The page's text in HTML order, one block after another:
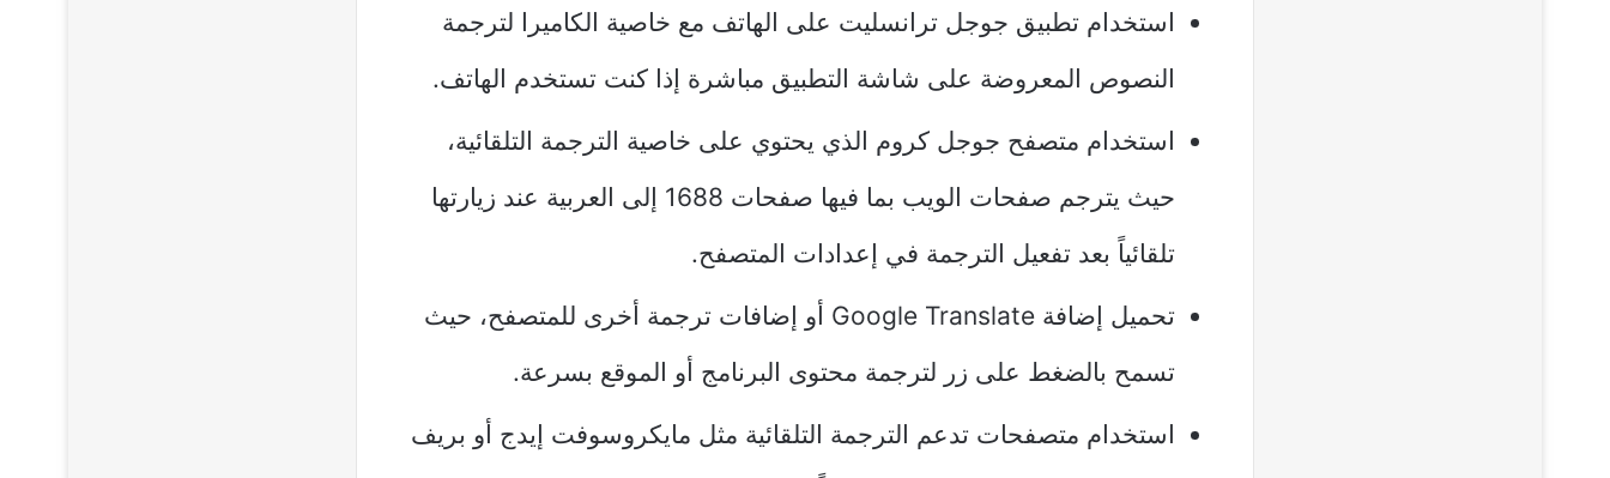
استخدام تطبيق جوجل ترانسليت على الهاتف مع خاصية الكاميرا لترجمة
النصوص المعروضة على شاشة التطبيق مباشرة إذا كنت تستخدم الهاتف.
استخدام متصفح جوجل كروم الذي يحتوي على خاصية الترجمة التلقائية،
حيث يترجم صفحات الويب بما فيها صفحات 1688 إلى العربية عند زيارتها
تلقائياً بعد تفعيل الترجمة في إعدادات المتصفح.
تحميل إضافة Google Translate أو إضافات ترجمة أخرى للمتصفح، حيث
تسمح بالضغط على زر لترجمة محتوى البرنامج أو الموقع بسرعة.
استخدام متصفحات تدعم الترجمة التلقائية مثل مايكروسوفت إيدج أو بريف